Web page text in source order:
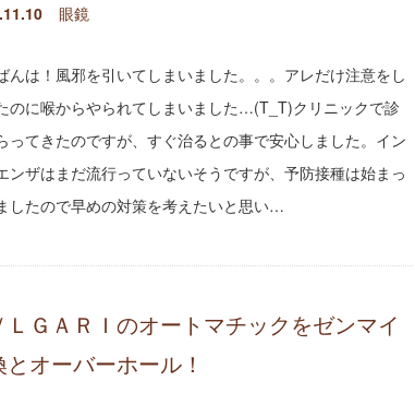
眼鏡
んは！風邪を引いてしまいました。。。アレだけ注意をし
のに喉からやられてしまいました…(T_T)クリニックで診
ってきたのですが、すぐ治るとの事で安心しました。イン
ンザはまだ流行っていないそうですが、予防接種は始まっ
したので早めの対策を考えたいと思い…
ＬＧＡＲＩのオートマチックをゼンマイ
オーバーホール！